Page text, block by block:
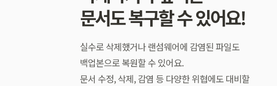
문서도 복구할 수 있어요!
실수로 삭제했거나 랜섬웨어에 감염된 파일도
백업본으로 복원할 수 있어요.
문서 수정, 삭제, 감염 등 다양한 위협에도 대비할